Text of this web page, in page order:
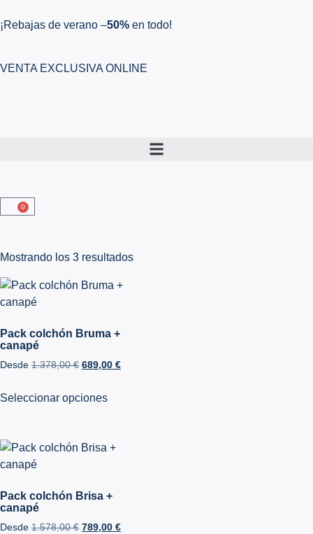
¡Rebajas de verano –50% en todo!
VENTA EXCLUSIVA ONLINE
0
Mostrando los 3 resultados
Pack colchón Bruma +
canapé
Desde 1.378,00€ 689,00 €
Seleccionar opciones
Pack colchón Brisa +
canapé
Desde 1.578,00€ 789,00 €